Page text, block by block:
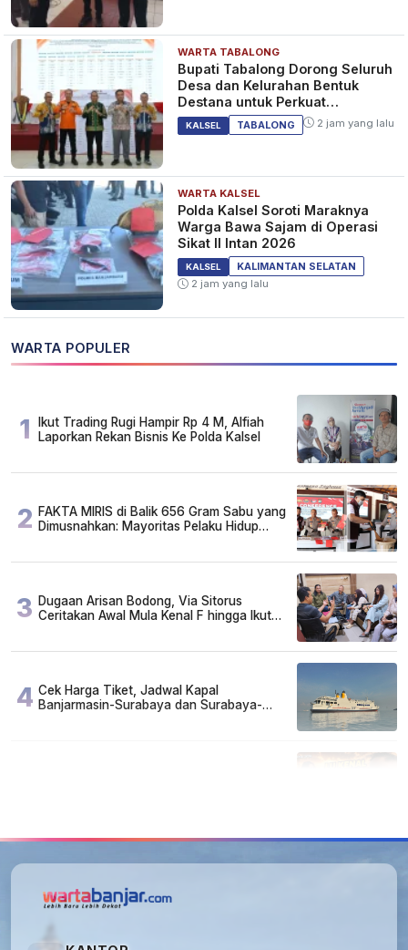
WARTA TABALONG
Bupati Tabalong Dorong Seluruh
Desa dan Kelurahan Bentuk
Destana untuk Perkuat
Kesiapsiagaan Bencana
KALSEL TABALONG 2 jam yang lalu
WARTA KALSEL
Polda Kalsel Soroti Maraknya
Warga Bawa Sajam di Operasi
Sikat II Intan 2026
KALSEL
KALIMANTAN SELATAN
2 jam yang lalu
WARTA POPULER
1
Ikut Trading Rugi Hampir Rp 4 M, Alfiah
Laporkan Rekan Bisnis Ke Polda Kalsel
2 FAKTA MIRIS di Balik 656 Gram Sabu yang
Dimusnahkan: Mayoritas Pelaku Hidup
3 Dugaan Arisan Bodong, Via Sitorus
Ceritakan Awal Mula Kenal F hingga Ikut
4 Cek Harga Tiket, Jadwal Kapal
Banjarmasin-Surabaya dan Surabaya-